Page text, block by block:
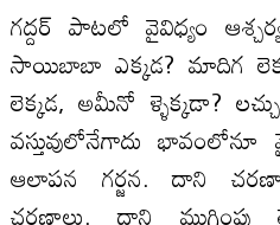
గద్దర్‌ పాటలో వైవిధ్యం
సాయిబాబా ఎక్కడ? మాదిగ
లెక్కడ, అమీనో ళ్ళెక్కడా?
వస్తువులోనేగాదు
ఆలాపన గర్జన. దాని
చరణాలు. దాని ముగింపు